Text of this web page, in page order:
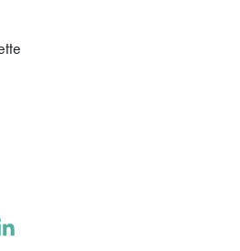
:
Linkedin :